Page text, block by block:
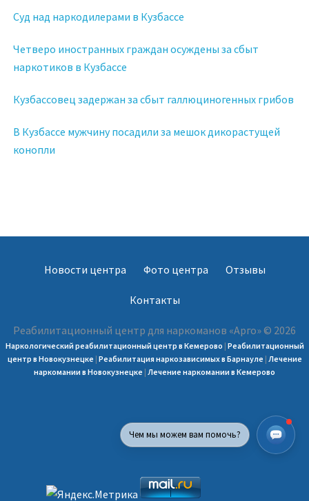
Суд над наркодилерами в Кузбассе
Четверо иностранных граждан осуждены за сбыт
наркотиков в Кузбассе
Кузбассовец задержан за сбыт галлюциногенных грибов
В Кузбассе мужчину посадили за мешок дикорастущей
конопли
Новости центра Фото центра Отзывы
Контакты
Реабилитационный центр для наркоманов «Арго» © 2026
Наркологический реабилитационный центр в Кемерово | Реабилитационный
центр в Новокузнецке | Реабилитация наркозависимых в Барнауле | Лечение
наркомании в Новокузнецке | Лечение наркомании в Кемерово
Чем мы можем вам помочь?